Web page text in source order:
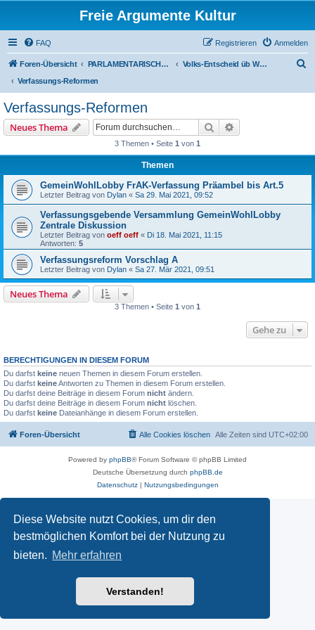
Diese Website nutzt Cookies, um dir den
bestmöglichen Komfort bei der Nutzung zu
bieten. Mehr erfahren
Verstanden!
Freie Argumente Kultur
FAQ Anmelden
Registrieren
Foren-Übersicht PARLAMENTARISCHER VERÄNDERUNGS-WEG - NEUE VOLKS-ENTSCHEID-KULTUR - ZUVORDERST ÜBERS WAHL-PROGRAMM
Volks-Entscheid üb Wahl-Programm
Verfassungs-Reformen
Verfassungs-Reformen
Neues Thema Suche
3 Themen • Seite 1 von 1
Themen
GemeinWohlLobby FrAK-Verfassung Präambel bis Art.5
Letzter Beitrag von Dylan « Sa 29. Mai 2021, 09:52
Verfassungsgebende Versammlung GemeinWohlLobby
Zentrale Diskussion
Letzter Beitrag von oeff oeff « Di 18. Mai 2021, 11:15
Antworten: 5
Verfassungsreform Vorschlag A
Letzter Beitrag von Dylan « Sa 27. Mär 2021, 09:51
Neues Thema
3 Themen • Seite 1 von 1
Gehe zu
BERECHTIGUNGEN IN DIESEM FORUM
Du darfst keine neuen Themen in diesem Forum erstellen.
Du darfst keineAntworten zu Themen in diesem Forum erstellen.
Du darfst deine Beiträge in diesem Forum nicht ändern.
Du darfst deine Beiträge in diesem Forum nicht löschen.
Du darfst keine Dateianhänge in diesem Forum erstellen.
Foren-Übersicht Alle Zeiten sind UTC+02:00
Alle Cookies löschen
Powered by phpBB® Forum Software © phpBB Limited
Deutsche Übersetzung durch phpBB.de
Datenschutz| Nutzungsbedingungen